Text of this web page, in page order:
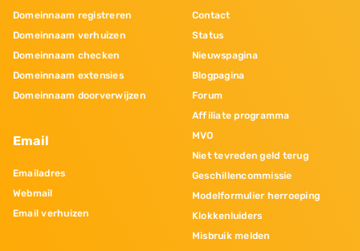
Domeinnaam registreren
Domeinnaam verhuizen
Domeinnaam checken
Domeinnaam extensies
Domeinnaam doorverwijzen
Email
Emailadres
Webmail
Email verhuizen
Contact
Status
Nieuwspagina
Blogpagina
Forum
Affiliate programma
MVO
Niet tevreden geld terug
Geschillencommissie
Modelformulier herroeping
Klokkenluiders
Misbruik melden